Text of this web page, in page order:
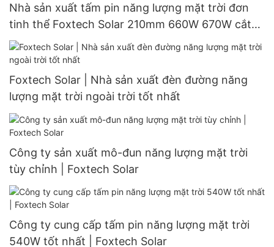
Nhà sản xuất tấm pin năng lượng mặt trời đơn
tinh thể Foxtech Solar 210mm 660W 670W cắt
đôi 132 cell
Foxtech Solar | Nhà sản xuất đèn đường năng
lượng mặt trời ngoài trời tốt nhất
Công ty sản xuất mô-đun năng lượng mặt trời
tùy chỉnh | Foxtech Solar
Công ty cung cấp tấm pin năng lượng mặt trời
540W tốt nhất | Foxtech Solar